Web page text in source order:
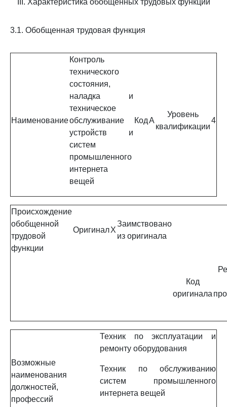
III. Характеристика обобщенных трудовых функций
3.1. Обобщенная трудовая функция
Наименование
Контроль
технического
состояния,
наладка и
техническое
обслуживание
устройств и
систем
промышленного
интернета
вещей
КодA
Уровень
квалификации
4
Происхождение
обобщенной
трудовой
функции
ОригиналX
Заимствовано
из оригинала
Код
оригинала
Возможные
наименования
должностей,
профессий
Техник по эксплуатации и
ремонту оборудования
Техник по обслуживанию
систем промышленного
интернета вещей